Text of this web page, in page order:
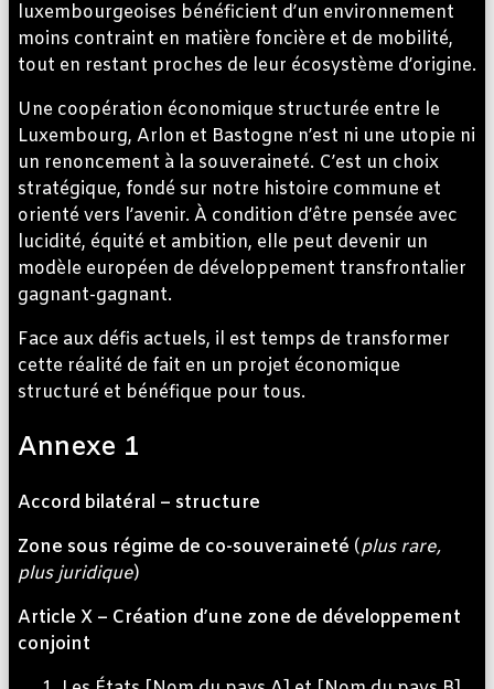
luxembourgeoises bénéficient d’un environnement
moins contraint en matière foncière et de mobilité,
tout en restant proches de leur écosystème d’origine.
Une coopération économique structurée entre le
Luxembourg, Arlon et Bastogne n’est ni une utopie ni
un renoncement à la souveraineté. C’est un choix
stratégique, fondé sur notre histoire commune et
orienté vers l’avenir. À condition d’être pensée avec
lucidité, équité et ambition, elle peut devenir un
modèle européen de développement transfrontalier
gagnant-gagnant.
Face aux défis actuels, il est temps de transformer
cette réalité de fait en un projet économique
structuré et bénéfique pour tous.
Annexe 1
Accord bilatéral – structure
Zone sous régime de co-souveraineté (plus rare,
plus juridique)
Article X – Création d’une zone de développement
conjoint